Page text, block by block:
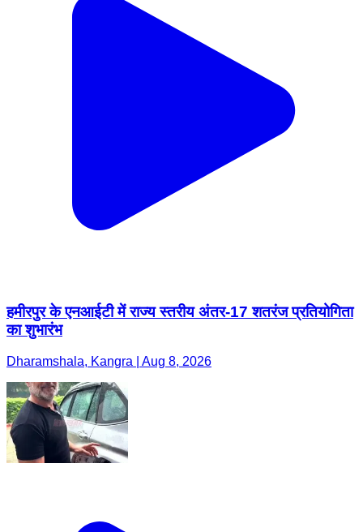
हमीरपुर के एनआईटी में राज्य स्तरीय अंतर-17 शतरंज प्रतियोगिता
का शुभारंभ
Dharamshala, Kangra | Aug 8, 2026